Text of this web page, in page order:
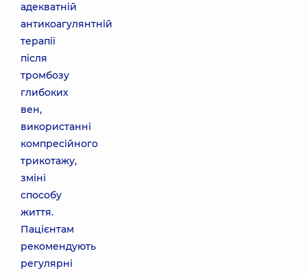
адекватній
антикоагулянтній
терапії
після
тромбозу
глибоких
вен,
використанні
компресійного
трикотажу,
зміні
способу
життя.
Пацієнтам
рекомендують
регулярні